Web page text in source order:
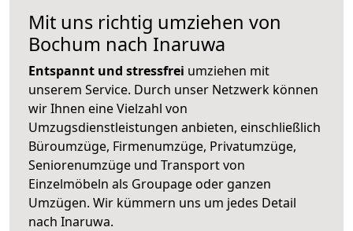
Mit uns richtig umziehen von
Bochum nach Inaruwa
Entspannt und stressfrei umziehen mit
unserem Service. Durch unser Netzwerk können
wir Ihnen eine Vielzahl von
Umzugsdienstleistungen anbieten, einschließlich
Büroumzüge, Firmenumzüge, Privatumzüge,
Seniorenumzüge und Transport von
Einzelmöbeln als Groupage oder ganzen
Umzügen. Wir kümmern uns um jedes Detail
nach Inaruwa.